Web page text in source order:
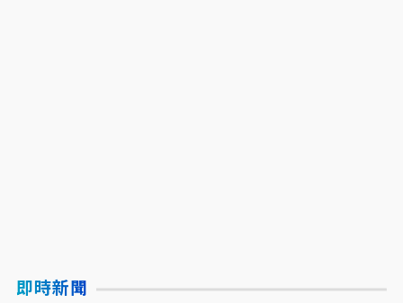
即時新聞